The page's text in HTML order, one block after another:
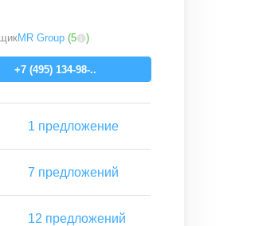
MR Group (5 )
+7 (495) 134-98-..
1 предложение
7 предложений
12 предложений